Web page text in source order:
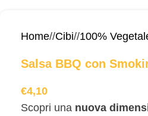
Home/ Cibi/ 100%
Salsa BBQ con
€4,10
Scopri una nuova